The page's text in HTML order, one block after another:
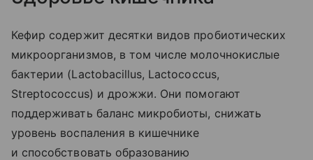
Кефир содержит десятки видов пробиотических
микроорганизмов, в том числе молочнокислые
бактерии (Lactobacillus, Lactococcus,
Streptococcus) и дрожжи. Они помогают
поддерживать баланс микробиоты, снижать
уровень воспаления в кишечнике
и способствовать образованию